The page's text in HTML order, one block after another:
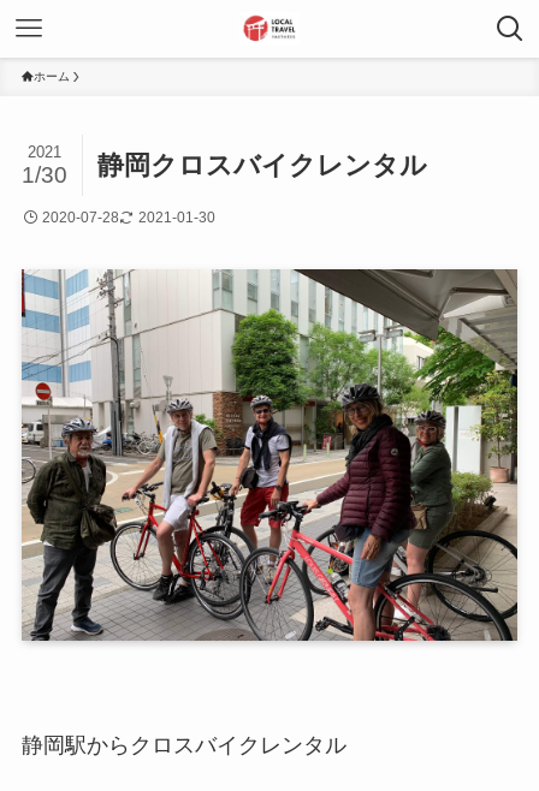
ホーム
静岡クロスバイクレンタル
2021
1/30
2020-07-28 2021-01-30
静岡駅からクロスバイクレンタル